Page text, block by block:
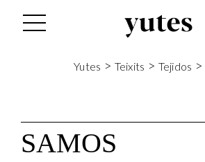
Yutes > Teixits > Tejidos >
SAMOS